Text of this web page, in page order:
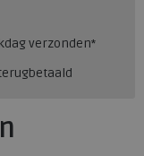
verzonden*